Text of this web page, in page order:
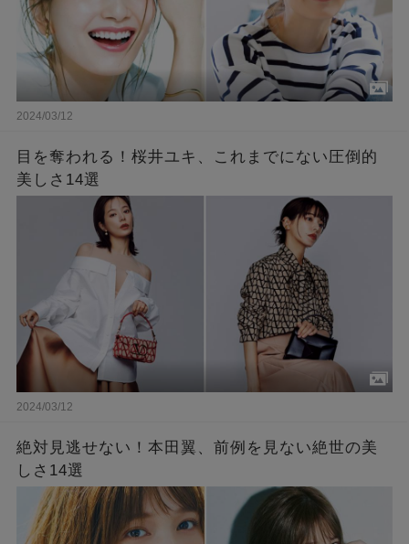
2024/03/12
目を奪われる！桜井ユキ、これまでにない圧倒的
美しさ14選
2024/03/12
絶対見逃せない！本田翼、前例を見ない絶世の美
しさ14選